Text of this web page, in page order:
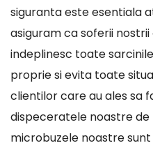
siguranta este esentiala
asiguram ca soferii
indeplinesc toate
proprie si evita toate
clientilor care au ales sa
dispeceratele noastre de
microbuzele noastre